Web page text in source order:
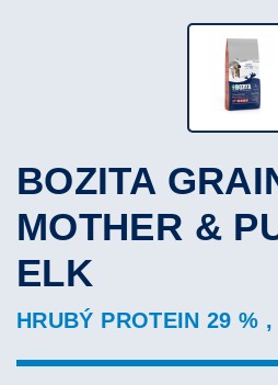
BOZITA
MOTHER &
ELK
HRUBÝ PROTEIN 29 %